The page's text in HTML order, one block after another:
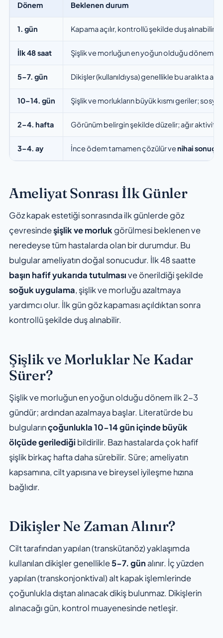
Dönem Beklenen durum
1. gün Kapama açılır, kontrollü şekilde duş
İlk 48 saat Şişlik ve morluğun en yoğun olduğu dönem.
5–7. gün Dikişler (kullanıldıysa) genellikle bu aralıkta
10–14. gün Şişlik ve morlukların büyük kısmı geriler;
2–4. hafta Görünüm belirgin şekilde düzelir; ağır
3–4. ay İnce ödem tamamen çözülür venihai sonuç
Ameliyat Sonrası İlk Günler
Göz kapak estetiği sonrasında ilk günlerde göz
çevresindeşişlik ve morluk görülmesi beklenen ve
neredeyse tüm hastalarda olan bir durumdur. Bu
bulgular ameliyatın doğal sonucudur. İlk 48 saatte
başın hafif yukarıda tutulmasıve önerildiği şekilde
soğuk uygulama, şişlik ve morluğu azaltmaya
yardımcı olur. İlk gün göz kapaması açıldıktan sonra
kontrollü şekilde duş alınabilir.
Şişlik ve Morluklar Ne Kadar
Sürer?
Şişlik ve morluğun en yoğun olduğu dönem ilk 2-3
gündür; ardından azalmaya başlar. Literatürde bu
bulgularınçoğunlukla 10-14 gün içinde büyük
ölçüde gerilediği bildirilir. Bazı hastalarda çok hafif
şişlik birkaç hafta daha sürebilir. Süre; ameliyatın
kapsamına, cilt yapısına ve bireysel iyileşme hızına
bağlıdır.
Dikişler Ne Zaman Alınır?
Cilt tarafından yapılan (transkütanöz) yaklaşımda
kullanılan dikişler genellikle5-7. gün alınır. İç yüzden
yapılan (transkonjonktival) alt kapak işlemlerinde
çoğunlukla dıştan alınacak dikiş bulunmaz. Dikişlerin
alınacağı gün, kontrol muayenesinde netleşir.